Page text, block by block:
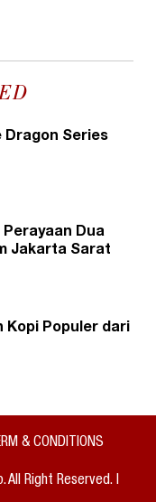
Dragon Series
Perayaan Dua
Jakarta Sarat
Kopi Populer dari
& CONDITIONS
All Right Reserved. |